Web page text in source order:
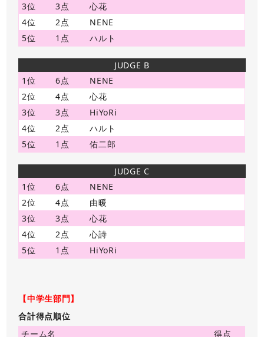
3位
3点
心花
4位
2点
NENE
5位
1点 ハルト
JUDGE B
1位
6点
NENE
2位
4点
心花
3位
3点
HiYoRi
4位
2点
ハルト
5位
1点 佑二郎
JUDGE C
1位
6点
NENE
2位
4点
由暖
3位
3点
心花
4位
2点
心詩
5位
1点 HiYoRi
【中学生部門】
合計得点順位
チーム名
得点